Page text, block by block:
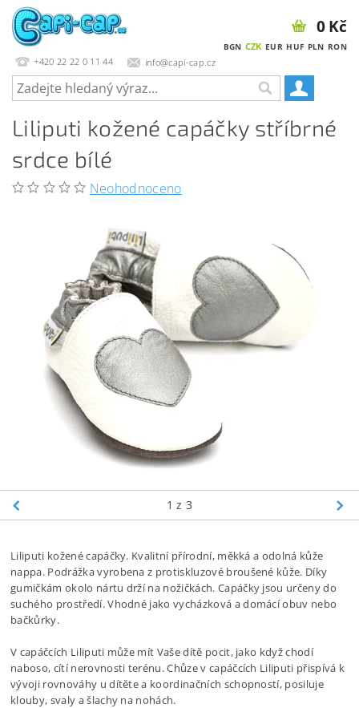
+420 22 22 0 11 44 info@capi-cap.cz
BGN CZK EUR HUF PLN RON
0 Kč
Liliputi kožené capáčky stříbrné
srdce bílé
Neohodnoceno
1 z 3
Liliputi kožené capáčky. Kvalitní přírodní, měkká a odolná kůže
nappa. Podrážka vyrobena z protiskluzové broušené kůže. Díky
gumičkám okolo nártu drží na nožičkách. Capáčky jsou určeny do
suchého prostředí. Vhodné jako vycházková a domácí obuv nebo
bačkůrky.
V capáčcích Liliputi může mít Vaše dítě pocit, jako když chodí
naboso, cítí nerovnosti terénu. Chůze v capáčcích Liliputi přispívá k
vývoji rovnováhy u dítěte a koordinačních schopností, posiluje
klouby, svaly a šlachy na nohách.